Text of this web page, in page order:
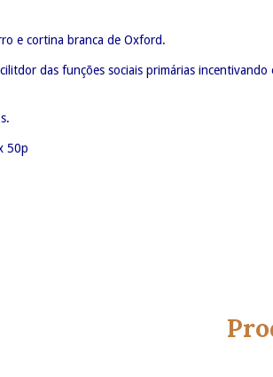
e cortina branca de Oxford.
das funções sociais primárias
50p